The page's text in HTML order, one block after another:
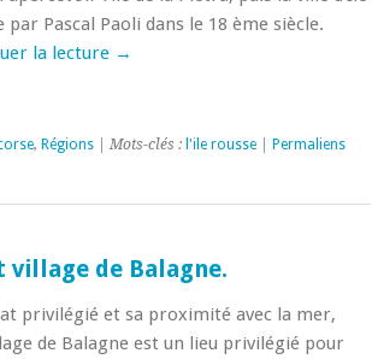
par Pascal Paoli dans le 18 ème siècle.
la lecture →
, Régions| Mots-clés : l'ile rousse| Permaliens
de Balagne.
privilégié et sa proximité avec la mer,
de Balagne est un lieu privilégié pour